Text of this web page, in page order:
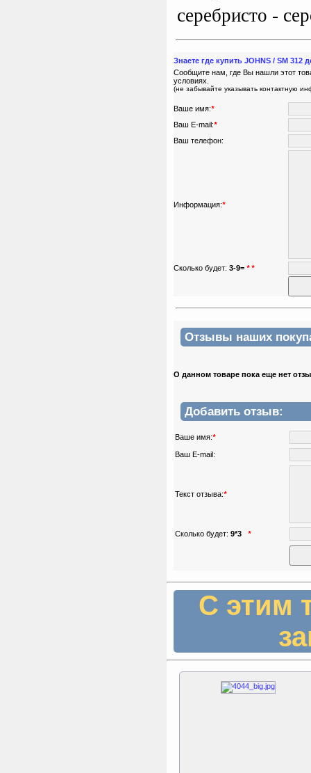
серебристо -
Знаете где купить JOHNS / SM 312
Сообщите нам, где Вы нашли этот
условиях.
(не забывайте указывать контактную
Ваше имя:*
Ваш E-mail:*
Ваш телефон:
Информация:*
Сколько будет: 3-9= * *
Отзывы наших
О данном товаре пока еще нет
Добавить отзыв:
Ваше имя:*
Ваш E-mail:
Текст отзыва:*
Сколько будет: 9*3 *
С этим